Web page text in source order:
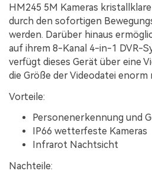
HM245 5M Kameras
durch den sofortigen
werden. Darüber hinaus
auf ihrem 8-Kanal 4-in-1 DVR-
verfügt dieses Gerät über eine
die Größe der Videodatei enorm
Vorteile:
Personenerkennung und
IP66 wetterfeste Kameras
Infrarot Nachtsicht
Nachteile: